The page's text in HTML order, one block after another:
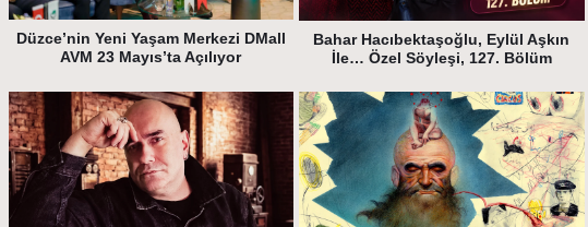
Düzce’nin Yeni Yaşam Merkezi DMall
AVM 23 Mayıs’ta Açılıyor
Bahar Hacıbektaşoğlu, Eylül Aşkın
İle… Özel Söyleşi, 127. Bölüm